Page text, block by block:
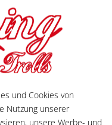
und Cookies von
Nutzung unserer
unsere Werbe- und